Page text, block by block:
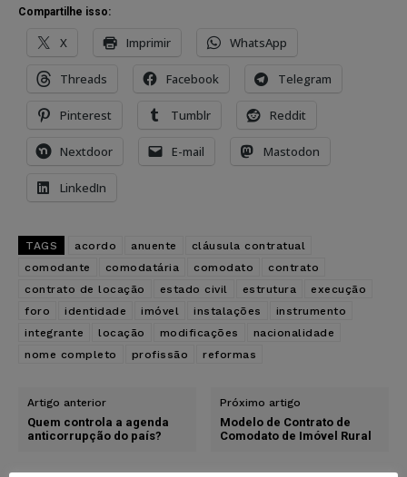
Compartilhe isso:
X Imprimir WhatsApp
Threads Facebook Telegram
Pinterest Tumblr Reddit
Nextdoor E-mail Mastodon
LinkedIn
TAGS acordo anuente
cláusula contratual
comodante
comodatária comodato
contrato
contrato de locação
estado civil estrutura
execução
foro
identidade imóvel instalações
instrumento
integrante
locação modificações
nacionalidade
nome completo
profissão reformas
Artigo anterior
Quem controla a agenda
anticorrupção do país?
Próximo artigo
Modelo de Contrato de
Comodato de Imóvel Rural